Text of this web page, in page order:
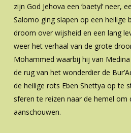
zijn God Jehova een ‘baetyl’ neer,
Salomo ging slapen op een heilige
droom over wijsheid en een lang
weer het verhaal van de grote
Mohammed waarbij hij van
de rug van het wonderdier de
de heilige rots Eben Shettya op te
sferen te reizen naar de hemel om
aanschouwen.